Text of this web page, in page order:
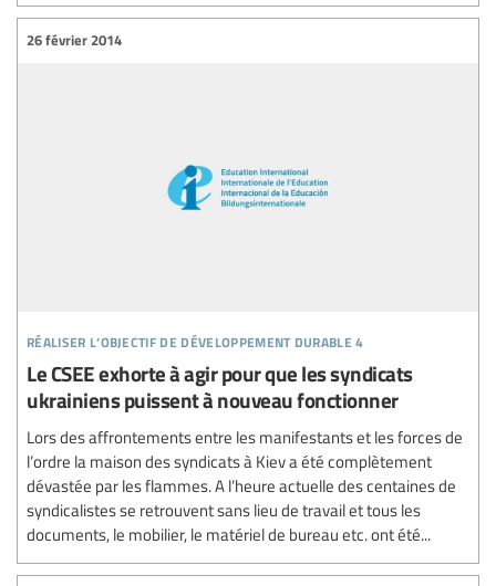
réaliser l’objectif de développement durable 4
26 février 2014
Le CSEE exhorte à agir pour que les syndicats
ukrainiens puissent à nouveau fonctionner
Lors des affrontements entre les manifestants et les forces de
l’ordre la maison des syndicats à Kiev a été complètement
dévastée par les flammes. A l’heure actuelle des centaines de
syndicalistes se retrouvent sans lieu de travail et tous les
documents, le mobilier, le matériel de bureau etc. ont été...